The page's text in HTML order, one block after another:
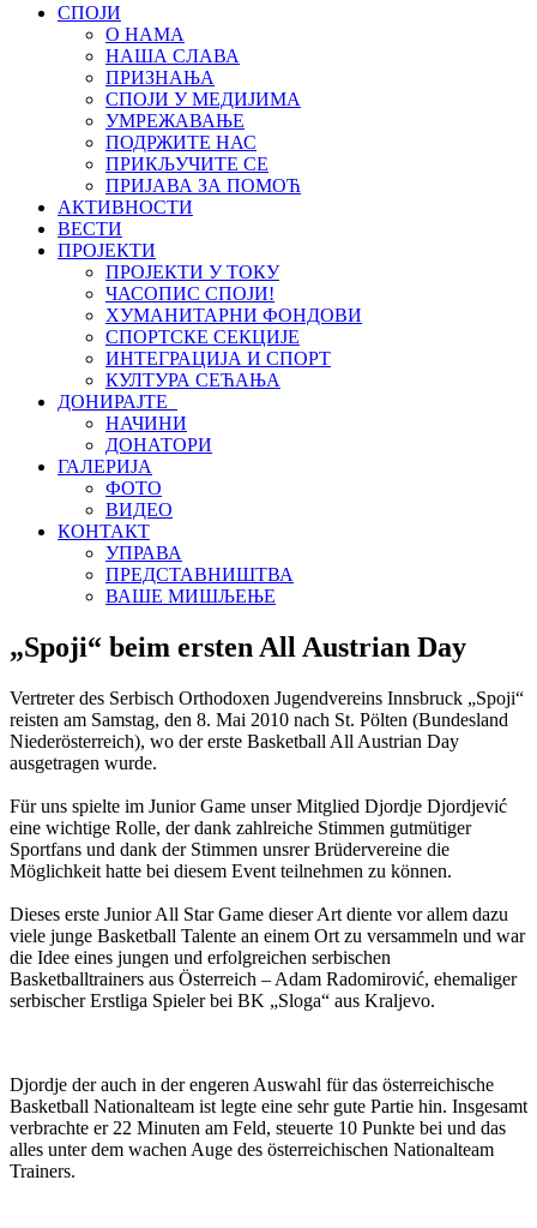
СПОЈИ
О НАМА
НАША СЛАВА
ПРИЗНАЊА
СПОЈИ У МЕДИЈИМА
УМРЕЖАВАЊЕ
ПОДРЖИТЕ НАС
ПРИКЉУЧИТЕ СЕ
ПРИЈАВА ЗА ПОМОЋ
АКТИВНОСТИ
ВЕСТИ
ПРОЈЕКТИ
ПРОЈЕКТИ У ТОКУ
ЧАСОПИС СПОЈИ!
ХУМАНИТАРНИ ФОНДОВИ
СПОРТСКЕ СЕКЦИЈЕ
ИНТЕГРАЦИЈА И СПОРТ
КУЛТУРА СЕЋАЊА
ДОНИРАЈТЕ
НАЧИНИ
ДОНАТОРИ
ГАЛЕРИЈА
ФОТО
ВИДЕО
КОНТАКТ
УПРАВА
ПРЕДСТАВНИШТВА
ВАШЕ МИШЉЕЊЕ
„Spoji“ beim ersten All Austrian Day
Vertreter des Serbisch Orthodoxen Jugendvereins Innsbruck „Spoji“
reisten am Samstag, den 8. Mai 2010 nach St. Pölten (Bundesland
Niederösterreich), wo der erste Basketball All Austrian Day
ausgetragen wurde.
Für uns spielte im Junior Game unser Mitglied Djordje Djordjević
eine wichtige Rolle, der dank zahlreiche Stimmen gutmütiger
Sportfans und dank der Stimmen unsrer Brüdervereine die
Möglichkeit hatte bei diesem Event teilnehmen zu können.
Dieses erste Junior All Star Game dieser Art diente vor allem dazu
viele junge Basketball Talente an einem Ort zu versammeln und war
die Idee eines jungen und erfolgreichen serbischen
Basketballtrainers aus Österreich – Adam Radomirović, ehemaliger
serbischer Erstliga Spieler bei BK „Sloga“ aus Kraljevo.
Djordje der auch in der engeren Auswahl für das österreichische
Basketball Nationalteam ist legte eine sehr gute Partie hin. Insgesamt
verbrachte er 22 Minuten am Feld, steuerte 10 Punkte bei und das
alles unter dem wachen Auge des österreichischen Nationalteam
Trainers.